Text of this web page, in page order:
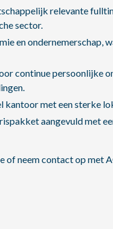
relevante
sector.
en ondernemerschap,
continue persoonlijke
kantoor met een sterke
aangevuld met
of neem contact op met